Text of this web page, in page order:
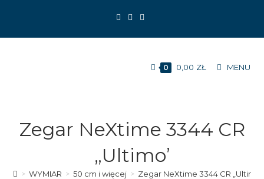
0 0,00 ZŁ MENU
Zegar NeXtime 3344 CR
„Ultimo’
> WYMIAR > 50 cm i więcej > Zegar NeXtime 3344 CR „Ultimo’